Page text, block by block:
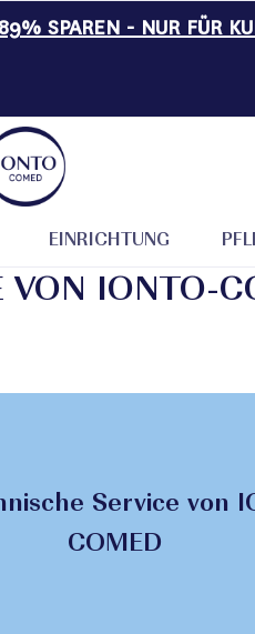
SPAREN - NUR FÜR
EINRICHTUNG
VON IONTO-
Service von
COMED